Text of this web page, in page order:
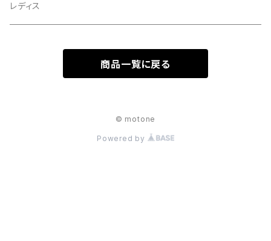
レディス
商品一覧に戻る
© motone
Powered by